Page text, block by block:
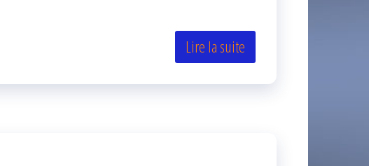
Lire la suite